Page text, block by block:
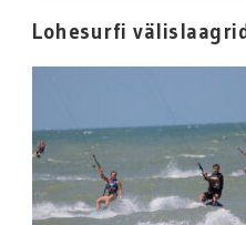
Lohesurfi